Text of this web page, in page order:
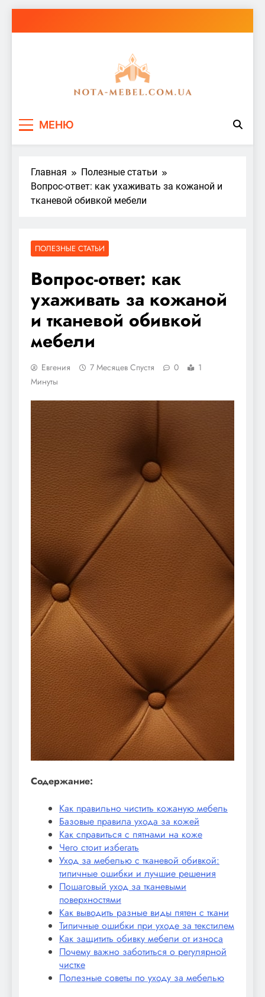
МЕНЮ
Главная
Полезные статьи
Вопрос-ответ: как ухаживать за кожаной и
тканевой обивкой мебели
ПОЛЕЗНЫЕ СТАТЬИ
Вопрос-ответ: как
ухаживать за кожаной
и тканевой обивкой
мебели
Евгения 7 Месяцев Спустя 0
1
Минуты
Содержание:
Как правильно чистить кожаную мебель
Базовые правила ухода за кожей
Как справиться с пятнами на коже
Чего стоит избегать
Уход за мебелью с тканевой обивкой:
типичные ошибки и лучшие решения
Пошаговый уход за тканевыми
поверхностями
Как выводить разные виды пятен с ткани
Типичные ошибки при уходе за текстилем
Как защитить обивку мебели от износа
Почему важно заботиться о регулярной
чистке
Полезные советы по уходу за мебелью